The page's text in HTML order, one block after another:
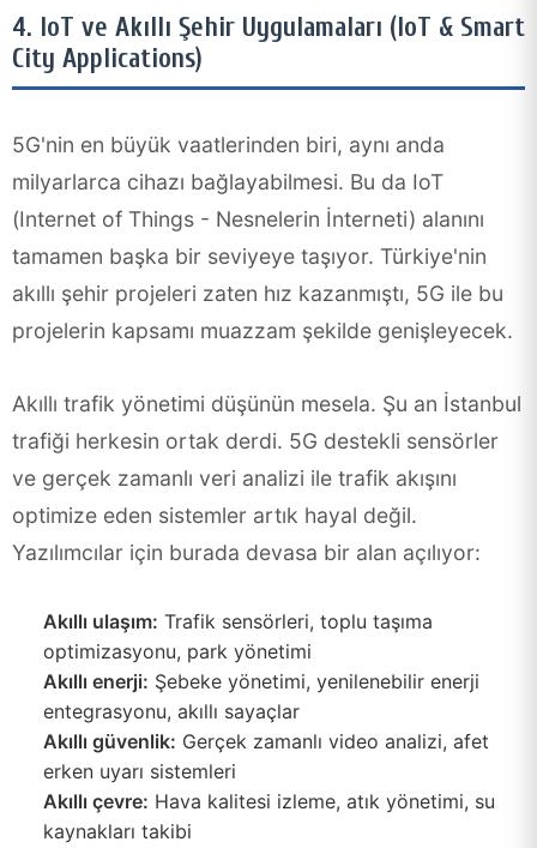
4. IoT ve Akıllı Şehir Uygulamaları (IoT & Smart
City Applications)
5G'nin en büyük vaatlerinden biri, aynı anda
milyarlarca cihazı bağlayabilmesi. Bu da IoT
(Internet of Things - Nesnelerin İnterneti) alanını
tamamen başka bir seviyeye taşıyor. Türkiye'nin
akıllı şehir projeleri zaten hız kazanmıştı, 5G ile bu
projelerin kapsamı muazzam şekilde genişleyecek.
Akıllı trafik yönetimi düşünün mesela. Şu an İstanbul
trafiği herkesin ortak derdi. 5G destekli sensörler
ve gerçek zamanlı veri analizi ile trafik akışını
optimize eden sistemler artık hayal değil.
Yazılımcılar için burada devasa bir alan açılıyor:
Akıllı ulaşım: Trafik sensörleri, toplu taşıma
optimizasyonu, park yönetimi
Akıllı enerji: Şebeke yönetimi, yenilenebilir enerji
entegrasyonu, akıllı sayaçlar
Akıllı güvenlik: Gerçek zamanlı video analizi, afet
erken uyarı sistemleri
Akıllı çevre: Hava kalitesi izleme, atık yönetimi, su
kaynakları takibi